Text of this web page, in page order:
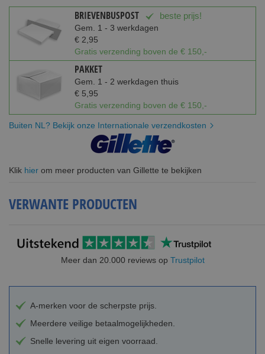
BRIEVENBUSPOST beste prijs!
Gem. 1 - 3 werkdagen
€ 2,95
Gratis verzending boven de € 150,-
PAKKET
Gem. 1 - 2 werkdagen thuis
€ 5,95
Gratis verzending boven de € 150,-
Buiten NL? Bekijk onze Internationale verzendkosten
Klik hier om meer producten van Gillette te bekijken
VERWANTE PRODUCTEN
Meer dan 20.000 reviews op Trustpilot
A-merken voor de scherpste prijs.
Meerdere veilige betaalmogelijkheden.
Snelle levering uit eigen voorraad.